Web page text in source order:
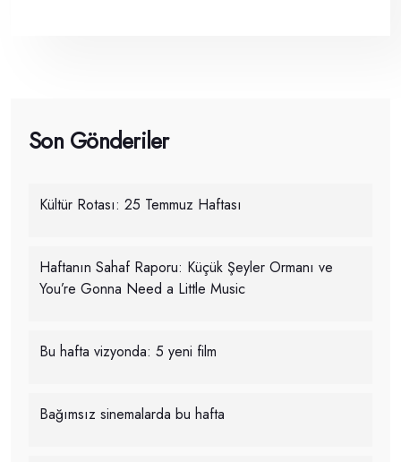
Son Gönderiler
Kültür Rotası: 25 Temmuz Haftası
Haftanın Sahaf Raporu: Küçük Şeyler Ormanı ve
You’re Gonna Need a Little Music
Bu hafta vizyonda: 5 yeni film
Bağımsız sinemalarda bu hafta